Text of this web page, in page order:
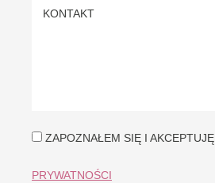
ZAPOZNAŁEM SIĘ I AKCEPTUJĘ
PRYWATNOŚCI